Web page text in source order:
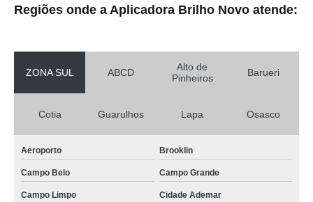
Regiões onde a Aplicadora Brilho Novo atende:
ZONA SUL ABCD
Alto de
Pinheiros
Barueri
Cotia Guarulhos Lapa Osasco
Aeroporto Brooklin
Campo Belo Campo Grande
Campo Limpo Cidade Ademar